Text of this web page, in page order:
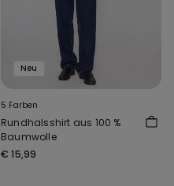
Neu
5 Farben
Rundhalsshirt aus 100 %
Baumwolle
€ 15,99